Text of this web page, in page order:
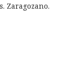
Zaragozano.